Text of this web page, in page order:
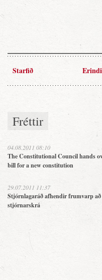
Starfið Erindi
Fréttir
04.08.2011 08:10
The Constitutional Council hands
bill for a new constitution
29.07.2011 11:37
Stjórnlagaráð afhendir frumvarp
stjórnarskrá